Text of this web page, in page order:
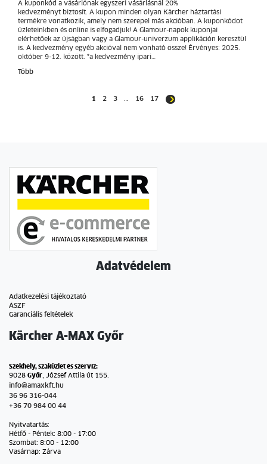
A kuponkód a vásárlónak egyszeri vásárlásnál 20%
kedvezményt biztosít. A kupon minden olyan Kärcher háztartási
termékre vonatkozik, amely nem szerepel más akcióban. A kuponkódot
üzleteinkben és online is elfogadjuk! A Glamour-napok kuponjai
elérhetőek az újságban vagy a Glamour-univerzum applikáción keresztül
is. A kedvezmény egyéb akcióval nem vonható össze! Érvényes: 2025.
október 9-12. között. *a kedvezmény ipari…
Több
1 2 3 … 16 17
Adatvédelem
Adatkezelési tájékoztató
ÁSZF
Garanciális feltételek
Kärcher A-MAX Győr
Székhely, szaküzlet és szervíz:
9028 Győr , József Attila út 155.
info@amaxkft.hu
36 96 316-044
+36 70 984 00 44
Nyitvatartás:
Hétfő - Péntek: 8:00 - 17:00
Szombat: 8:00 - 12:00
Vasárnap: Zárva